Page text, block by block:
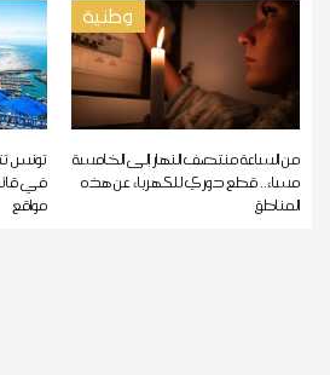
وطنية
من الساعة منتصف النهار إلى الخامسة
مساء.. قطع دوري للكهرباء عن هذه
المناطق
تونس
في
مواقع